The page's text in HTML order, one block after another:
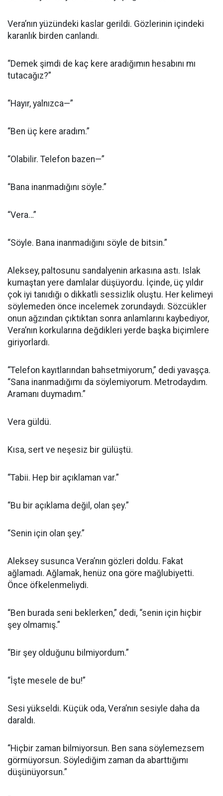
Vera’nın yüzündeki kaslar gerildi. Gözlerinin içindeki
karanlık birden canlandı.
“Demek şimdi de kaç kere aradığımın hesabını mı
tutacağız?”
“Hayır, yalnızca—”
“Ben üç kere aradım.”
“Olabilir. Telefon bazen—”
“Bana inanmadığını söyle.”
“Vera…”
“Söyle. Bana inanmadığını söyle de bitsin.”
Aleksey, paltosunu sandalyenin arkasına astı. Islak
kumaştan yere damlalar düşüyordu. İçinde, üç yıldır
çok iyi tanıdığı o dikkatli sessizlik oluştu. Her kelimeyi
söylemeden önce incelemek zorundaydı. Sözcükler
onun ağzından çıktıktan sonra anlamlarını kaybediyor,
Vera’nın korkularına değdikleri yerde başka biçimlere
giriyorlardı.
“Telefon kayıtlarından bahsetmiyorum,” dedi yavaşça.
“Sana inanmadığımı da söylemiyorum. Metrodaydım.
Aramanı duymadım.”
Vera güldü.
Kısa, sert ve neşesiz bir gülüştü.
“Tabii. Hep bir açıklaman var.”
“Bu bir açıklama değil, olan şey.”
“Senin için olan şey.”
Aleksey susunca Vera’nın gözleri doldu. Fakat
ağlamadı. Ağlamak, henüz ona göre mağlubiyetti.
Önce öfkelenmeliydi.
“Ben burada seni beklerken,” dedi, “senin için hiçbir
şey olmamış.”
“Bir şey olduğunu bilmiyordum.”
“İşte mesele de bu!”
Sesi yükseldi. Küçük oda, Vera’nın sesiyle daha da
daraldı.
“Hiçbir zaman bilmiyorsun. Ben sana söylemezsem
görmüyorsun. Söylediğim zaman da abarttığımı
düşünüyorsun.”